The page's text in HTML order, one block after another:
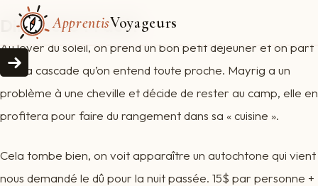
ApprentisVoyageurs
Dimanche 14 août
Au lever du soleil, on prend un bon petit déjeuner et on part
voir la cascade qu’on entend toute proche. Mayrig a un
problème à une cheville et décide de rester au camp, elle en
profitera pour faire du rangement dans sa « cuisine ».
Cela tombe bien, on voit apparaître un autochtone qui vient
nous demandé le dû pour la nuit passée. 15$ par personne +